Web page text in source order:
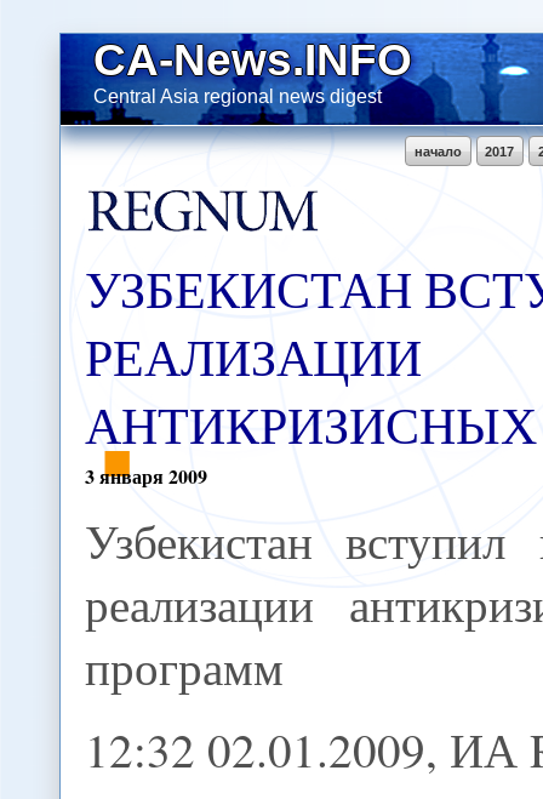
CA-News.INFO
Central Asia regional news digest
2017
начало
УЗБЕКИСТАН
РЕАЛИЗАЦИИ
3января2009
Узбекистан
реализации
программ
12:32 02.01.2009, ИА